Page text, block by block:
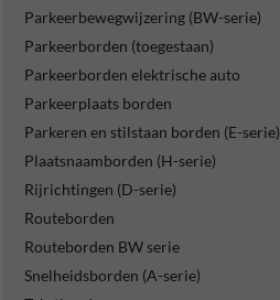
Parkeerbewegwijzering (BW-serie)
Parkeerborden (toegestaan)
Parkeerborden elektrische auto
Parkeerplaats borden
Parkeren en stilstaan borden (E-serie)
Plaatsnaamborden (H-serie)
Rijrichtingen (D-serie)
Routeborden
Routeborden BW serie
Snelheidsborden (A-serie)